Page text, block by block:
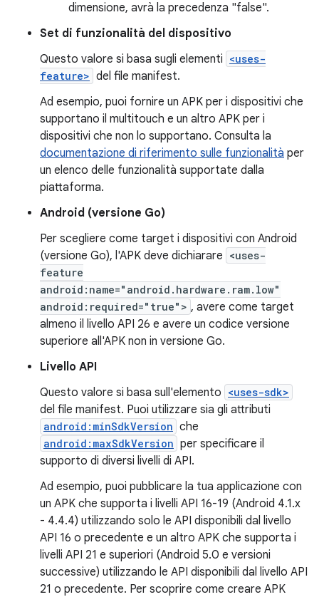
dimensione, avrà la precedenza "false".
Set di funzionalità del dispositivo
Questo valore si basa sugli elementi <uses-
feature> del file manifest.
Ad esempio, puoi fornire un APK per i dispositivi che
supportano il multitouch e un altro APK per i
dispositivi che non lo supportano. Consulta la
documentazione di riferimento sulle funzionalità per
un elenco delle funzionalità supportate dalla
piattaforma.
Android (versione Go)
Per scegliere come target i dispositivi con Android
(versione Go), l'APK deve dichiarare <uses-
feature
android:name="android.hardware.ram.low"
android:required="true"> , avere come target
almeno il livello API 26 e avere un codice versione
superiore all'APK non in versione Go.
Livello API
Questo valore si basa sull'elemento <uses-sdk>
del file manifest. Puoi utilizzare sia gli attributi
android:minSdkVersion che
android:maxSdkVersion per specificare il
supporto di diversi livelli di API.
Ad esempio, puoi pubblicare la tua applicazione con
un APK che supporta i livelli API 16-19 (Android 4.1.x
- 4.4.4) utilizzando solo le API disponibili dal livello
API 16 o precedente e un altro APK che supporta i
livelli API 21 e superiori (Android 5.0 e versioni
successive) utilizzando le API disponibili dal livello API
21 o precedente. Per scoprire come creare APK